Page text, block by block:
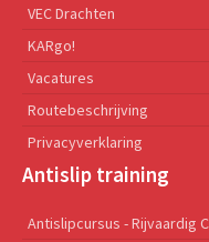
VEC Drachten
KARgo!
Vacatures
Routebeschrijving
Privacyverklaring
Antislip training
Antislipcursus - Rijvaardig